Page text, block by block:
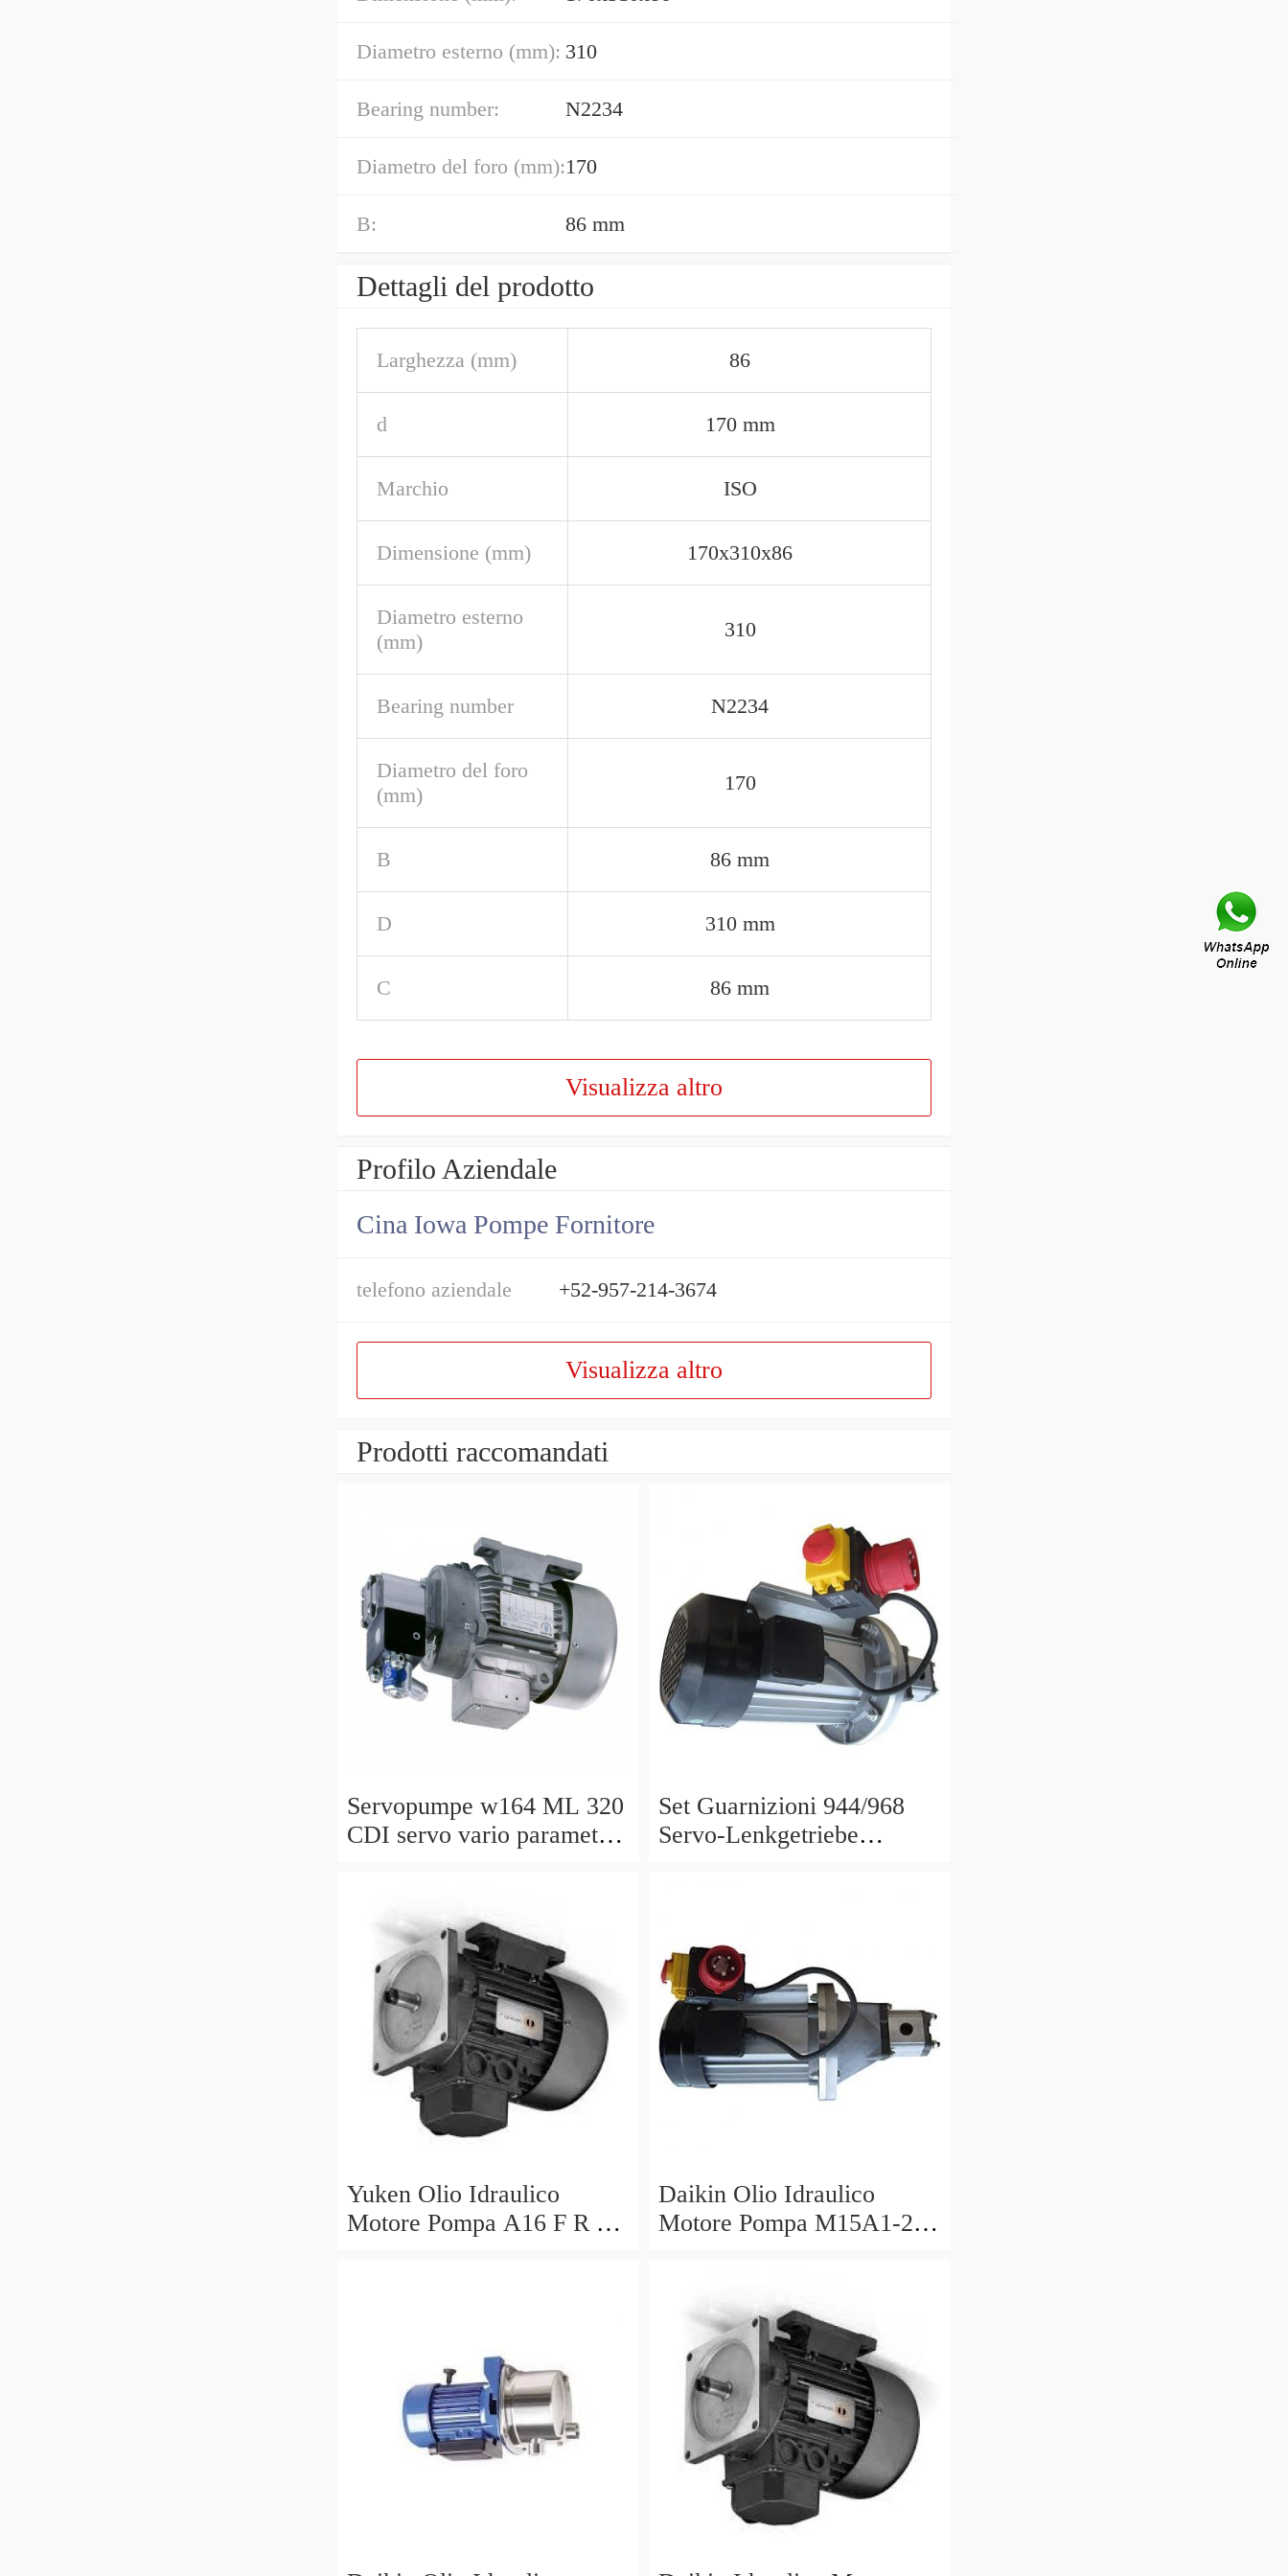
Diametro esterno (mm): 310
Bearing number: N2234
Diametro del foro (mm):170
B: 86 mm
Dettagli del prodotto
Larghezza (mm) 86
d 170 mm
Marchio ISO
Dimensione (mm) 170x310x86
Diametro esterno
(mm)
310
Bearing number N2234
Diametro del foro
(mm)
170
B 86 mm
D 310 mm
C 86 mm
Visualizza altro
Profilo Aziendale
Cina Iowa Pompe Fornitore
telefono aziendale +52-957-214-3674
Visualizza altro
Prodotti raccomandati
Servopumpe w164 ML 320
CDI servo vario parametri
Set Guarnizioni 944/968
Servo-Lenkgetriebe
Yuken Olio Idraulico
Motore Pompa A16 F R 01
Daikin Olio Idraulico
Motore Pompa M15A1-2-